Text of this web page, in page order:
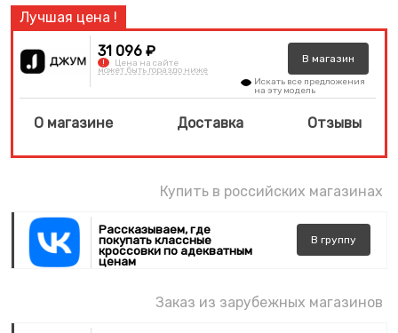
31 096 ₽
! Цена на сайте
может быть гораздо ниже
В магазин
Искать все предложения
на эту модель
О магазине Доставка Отзывы
Купить в российских магазинах
Рассказываем, где
покупать классные
кроссовки по адекватным
ценам
В группу
Заказ из зарубежных магазинов